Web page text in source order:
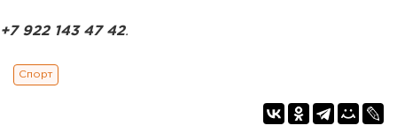
+7 922 143 47 42.
Спорт